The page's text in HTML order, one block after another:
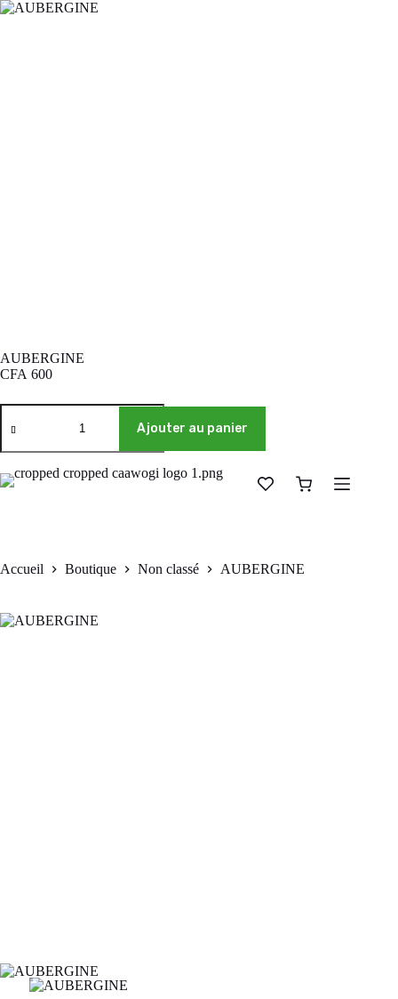
AUBERGINE
CFA 600
Ajouter au panier
Accueil Boutique Non classé AUBERGINE